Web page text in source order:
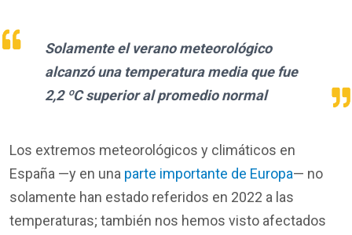
Solamente el verano meteorológico
alcanzó una temperatura media que fue
2,2 ºC superior al promedio normal
Los extremos meteorológicos y climáticos en
España —y en una parte importante de Europa— no
solamente han estado referidos en 2022 a las
temperaturas; también nos hemos visto afectados